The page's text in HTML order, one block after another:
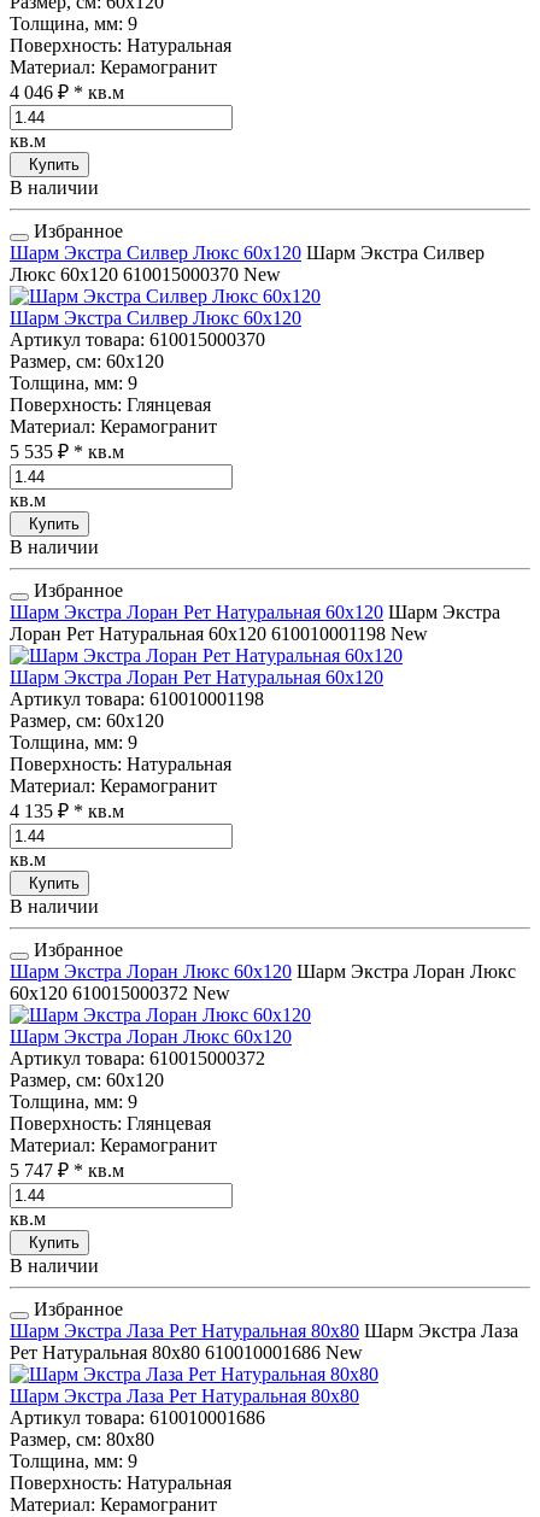
Толщина, мм: 9
Поверхность: Натуральная
Материал: Керамогранит
4 046 ₽ * кв.м
кв.м
Купить
В наличии
Избранное
Шарм Экстра Силвер Люкс 60x120 Шарм Экстра Силвер
Люкс 60x120 610015000370 New
Шарм Экстра Силвер Люкс 60x120
Артикул товара: 610015000370
Размер, см: 60x120
Толщина, мм: 9
Поверхность: Глянцевая
Материал: Керамогранит
5 535 ₽ * кв.м
кв.м
Купить
В наличии
Избранное
Шарм Экстра Лоран Рет Натуральная 60x120 Шарм Экстра
Лоран Рет Натуральная 60x120 610010001198 New
Шарм Экстра Лоран Рет Натуральная 60x120
Артикул товара: 610010001198
Размер, см: 60x120
Толщина, мм: 9
Поверхность: Натуральная
Материал: Керамогранит
4 135 ₽ * кв.м
кв.м
Купить
В наличии
Избранное
Шарм Экстра Лоран Люкс 60x120 Шарм Экстра Лоран Люкс
60x120 610015000372 New
Шарм Экстра Лоран Люкс 60x120
Артикул товара: 610015000372
Размер, см: 60x120
Толщина, мм: 9
Поверхность: Глянцевая
Материал: Керамогранит
5 747 ₽ * кв.м
кв.м
Купить
В наличии
Избранное
Шарм Экстра Лаза Рет Натуральная 80x80 Шарм Экстра Лаза
Рет Натуральная 80x80 610010001686 New
Шарм Экстра Лаза Рет Натуральная 80x80
Артикул товара: 610010001686
Размер, см: 80x80
Толщина, мм: 9
Поверхность: Натуральная
Материал: Керамогранит